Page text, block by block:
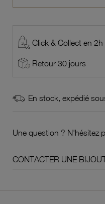
Click & Collect en 2h
Retour 30 jours
En stock, expédié
Une question ? N'hésitez
CONTACTER UNE